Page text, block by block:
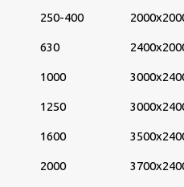
250-400
630
1000
1250
1600
2000